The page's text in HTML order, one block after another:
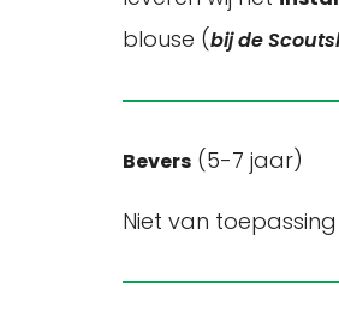
blouse (bij de
Bevers (5-7 jaar)
Niet van